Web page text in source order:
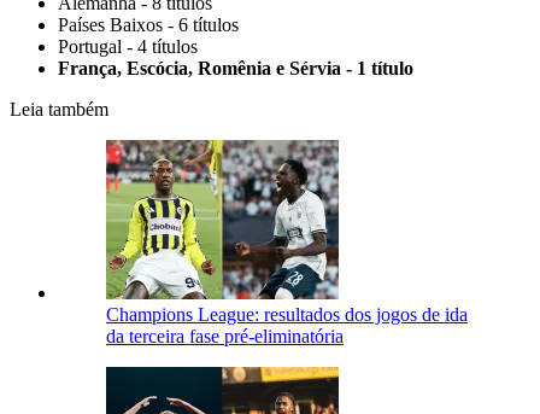
Países Baixos - 6 títulos
Portugal - 4 títulos
França, Escócia, Romênia e Sérvia - 1 título
Leia também
Champions League: resultados dos jogos de ida
da terceira fase pré-eliminatória